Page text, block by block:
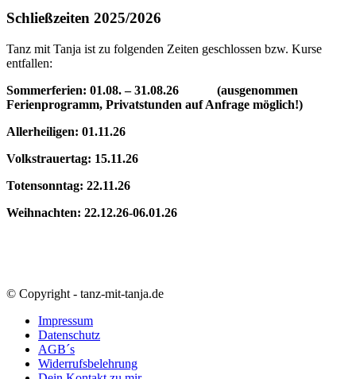
Schließzeiten 2025/2026
Tanz mit Tanja ist zu folgenden Zeiten geschlossen bzw. Kurse
entfallen:
Sommerferien: 01.08. – 31.08.26 (ausgenommen
Ferienprogramm, Privatstunden auf Anfrage möglich!)
Allerheiligen: 01.11.26
Volkstrauertag: 15.11.26
Totensonntag: 22.11.26
Weihnachten: 22.12.26-06.01.26
© Copyright - tanz-mit-tanja.de
Impressum
Datenschutz
AGB´s
Widerrufsbelehrung